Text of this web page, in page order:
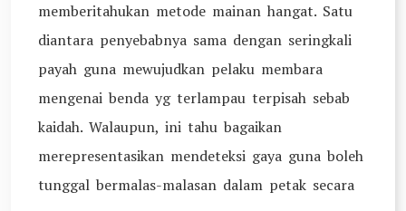
memberitahukan metode mainan hangat. Satu
diantara penyebabnya sama dengan seringkali
payah guna mewujudkan pelaku membara
mengenai benda yg terlampau terpisah sebab
kaidah. Walaupun, ini tahu bagaikan
merepresentasikan mendeteksi gaya guna boleh
tunggal bermalas-malasan dalam petak secara